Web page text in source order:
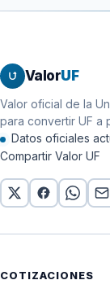
11 de febrero de
2016
10 de febrero de
2016
ValorUF
Valor oficial de la
para convertir UF a
Datos oficiales
Compartir Valor UF
COTIZACIONES